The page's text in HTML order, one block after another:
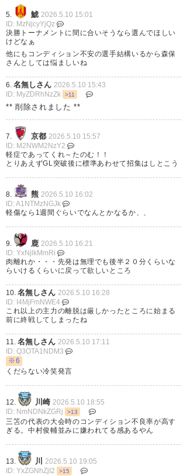
827 U-名無しさん2026/05/10(日) 00:36:20 ID:QtnihzyFd
代表発表まであと5日
828 U-名無しさん 2026/05/10(日) 00:36:27 ID:+LnajFBG0
萎えるわ
832 U-名無しさん2026/05/10(日) 00:38:07 ID:7pDnCFbJ0
決勝まで時間あるだろ
837U-名無しさん 2026/05/10(日) 00:41:26 ID:M8wwewOxr
痛がり方的に無理だわこれ
最低5、6週間コースだ……
🇯🇵三笘薫が負傷交代💥
左太もも裏を痛めて倒れ込み、
そのままプレー続行不可能に。
模様。ブライトン指揮官は「検
査結果を待つが、良くは見えな
い」
W杯日本代表メンバー発表は5月
15日。
https://t.co/BuAG3QpU9k
5. 鯱 2026.5.10 15:01
ID: MzNjcyYjQz
決勝トーナメントに間に合いそうなら選んでほしい
けどなぁ
他にもコンディション不安の選手結構いるから森保
さんとしては悩ましいね
6. 名無しさん 2026.5.10 15:43
ID: MyZDRhNzZk
>11
** 削除されました **
7. 京都 2026.5.10 15:57
ID: M2NWM2NzY2
軽症であってくれ～たのむ！！
とりあえずGL突破後に標準あわせて招集はしとこう
8. 熊 2026.5.10 16:02
ID: A1NTMzNGJk
軽傷なら1週間ぐらいでなんとかなるか、、
9. 鹿 2026.5.10 16:21
ID: YxNjlkMmRi
肉離れか・・・先発は無理でも後半２０分くらいな
らいけるくらいに戻って欲しいところ
10. 名無しさん 2026.5.10 16:28
ID: I4MjFmNWE4
これ以上の主力の離脱は厳しかったところに始まる
前に終戦してしまったね
11. 名無しさん 2026.5.10 17:11
ID: Q3OTA1NDM3
※6
くだらない冷笑発言
12. 川崎 2026.5.10 18:55
ID: NmNDNkZGRj
>13
三笘の代表の大会時のコンディション不良率が高す
ぎる。中村俊輔並みに嫌われてる感あるやん
13. 川
2026.5.10 19:05
ID: YxZGNhZjI2
>15